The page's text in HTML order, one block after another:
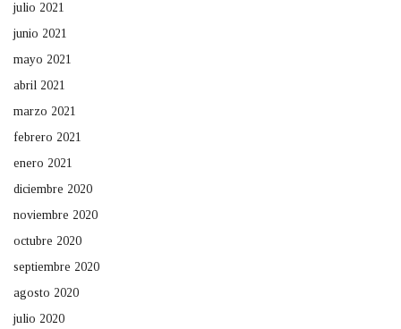
julio 2021
junio 2021
mayo 2021
abril 2021
marzo 2021
febrero 2021
enero 2021
diciembre 2020
noviembre 2020
octubre 2020
septiembre 2020
agosto 2020
julio 2020